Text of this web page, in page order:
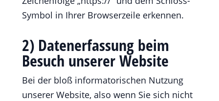
Symbol in Ihrer Browserzeile erkennen.
2) Datenerfassung beim
Besuch unserer Website
Bei der bloß informatorischen Nutzung
unserer Website, also wenn Sie sich nicht